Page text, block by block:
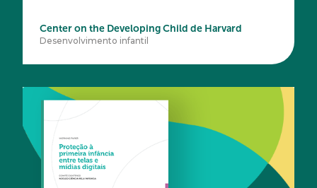
Center on the Developing Child de Harvard
Desenvolvimento infantil